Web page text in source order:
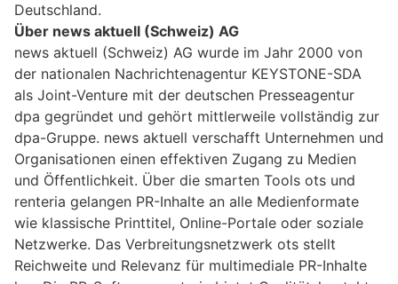
Deutschland.
Über news aktuell (Schweiz) AG
news aktuell (Schweiz) AG wurde im Jahr 2000 von
der nationalen Nachrichtenagentur KEYSTONE-SDA
als Joint-Venture mit der deutschen Presseagentur
dpa gegründet und gehört mittlerweile vollständig zur
dpa-Gruppe. news aktuell verschafft Unternehmen und
Organisationen einen effektiven Zugang zu Medien
und Öffentlichkeit. Über die smarten Tools ots und
renteria gelangen PR-Inhalte an alle Medienformate
wie klassische Printtitel, Online-Portale oder soziale
Netzwerke. Das Verbreitungsnetzwerk ots stellt
Reichweite und Relevanz für multimediale PR-Inhalte